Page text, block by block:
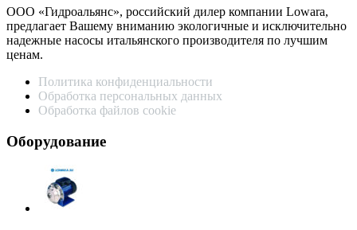
ООО «Гидроальянс», российский дилер компании Lowara,
предлагает Вашему вниманию экологичные и исключительно
надежные насосы итальянского производителя по лучшим
ценам.
Политика конфиденциальности
Обработка персональных данных
Обработка файлов cookie
Оборудование